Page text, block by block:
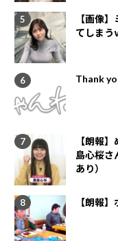
【画像
てしまう
Thank
【朗報
島心桜さ
あり）
【朗報